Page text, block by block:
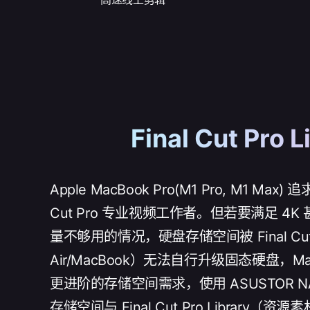
Final Cut Pro
Apple MacBook Pro(M1 Pro, M1 Max) 追
Cut Pro 专业视频工作者。但若要满足 4K
量不够用的情况，硬盘存储空间被 Final
Air/MacBook）无法自行升级固态硬盘，
更进阶的存储空间需求，使用 ASUSTOR